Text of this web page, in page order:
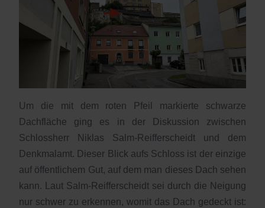
Um die mit dem roten Pfeil markierte schwarze
Dachfläche ging es in der Diskussion zwischen
Schlossherr Niklas Salm-Reifferscheidt und dem
Denkmalamt. Dieser Blick aufs Schloss ist der einzige
auf öffentlichem Gut, auf dem man dieses Dach sehen
kann. Laut Salm-Reifferscheidt sei durch die Neigung
nur schwer zu erkennen, womit das Dach gedeckt ist: